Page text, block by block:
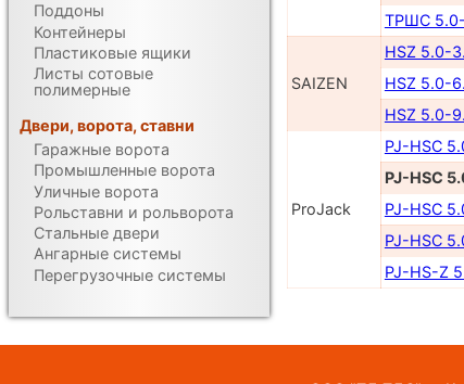
ТРШС
SAIZEN
HSZ 5.0-
HSZ 5.0-
HSZ 5.0-
ProJack
PJ-HSC
PJ-HSC
PJ-HSC
PJ-HSC
PJ-HS-Z
Поддоны
Контейнеры
Пластиковые ящики
Листы сотовые
полимерные
Двери, ворота, ставни
Гаражные ворота
Промышленные ворота
Уличные ворота
Рольставни и рольворота
Стальные двери
Ангарные системы
Перегрузочные системы